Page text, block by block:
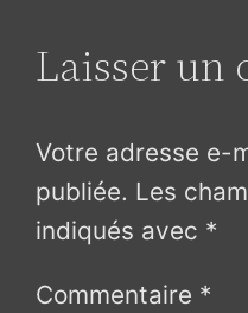
Laisser un
Votre adresse e-
publiée. Les
indiqués avec *
Commentaire *